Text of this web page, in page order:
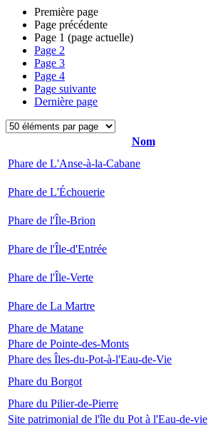
Première page
Page précédente
Page 1 (page actuelle)
Page 2
Page 3
Page 4
Page suivante
Dernière page
Nom
Phare de L'Anse-à-la-Cabane
Phare de L'Échouerie
Phare de l'Île-Brion
Phare de l'Île-d'Entrée
Phare de l'Île-Verte
Phare de La Martre
Phare de Matane
Phare de Pointe-des-Monts
Phare des Îles-du-Pot-à-l'Eau-de-Vie
Phare du Borgot
Phare du Pilier-de-Pierre
Site patrimonial de l'île du Pot à l'Eau-de-vie